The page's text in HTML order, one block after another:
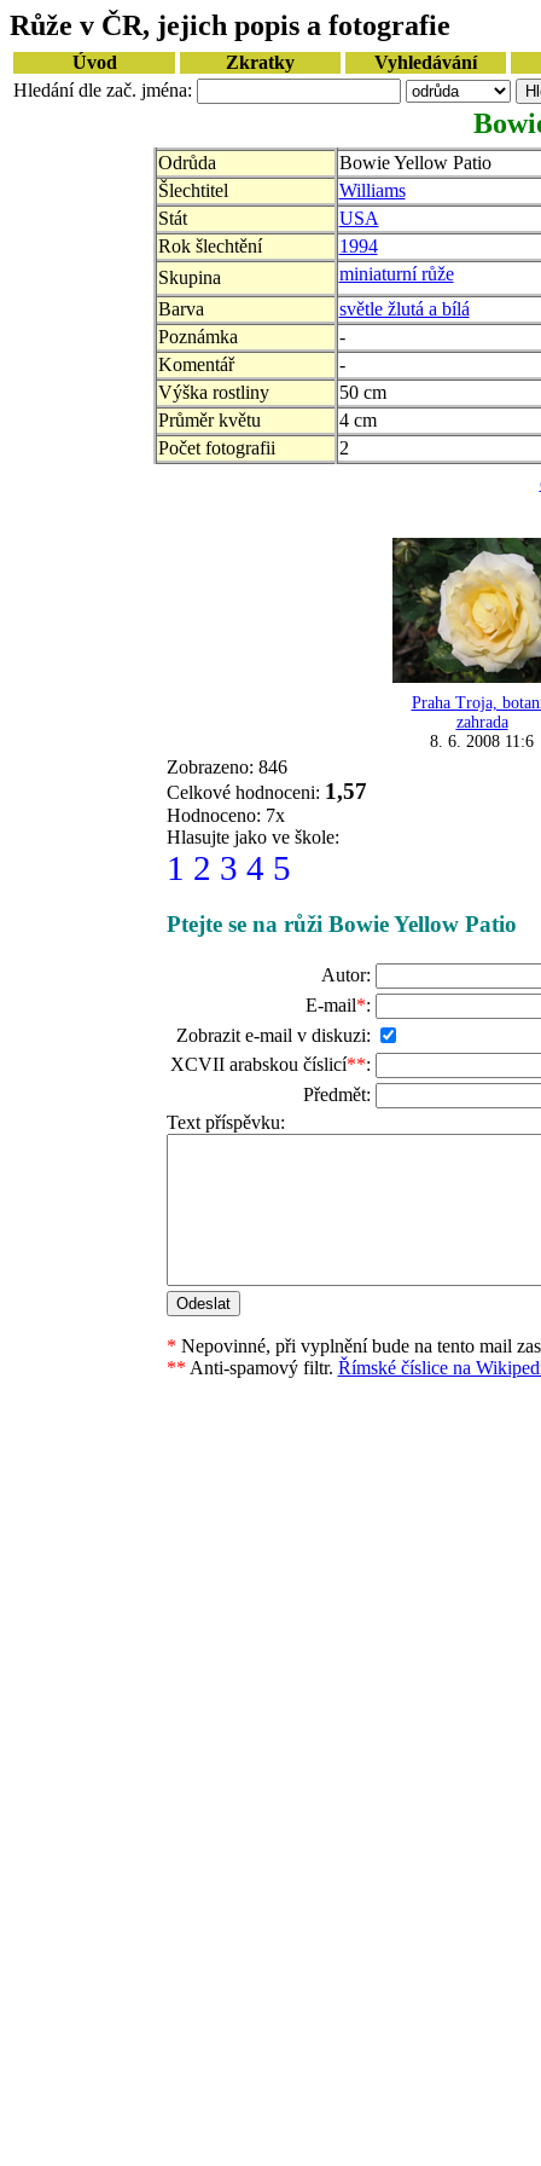
Růže v ČR, jejich popis a fotografie
Úvod Zkratky
Vyhledávání
Hledání dle zač. jména:
Odrůda
Bowie Yellow Patio
Šlechtitel
Williams
Stát
USA
Rok šlechtění
1994
Skupina
miniaturní růže
Barva
světle žlutá a bílá
Poznámka
-
Komentář
-
Výška rostliny
50 cm
Průměr květu
4 cm
Počet fotografii
2
Praha Troja,
zahrada
8. 6. 2008 11:6
Zobrazeno: 846
Celkové hodnoceni: 1,57
Hodnoceno: 7x
Hlasujte jako ve škole:
1 2 3 4 5
Ptejte se na růži Bowie Yellow Patio
Autor:
E-mail*:
Zobrazit e-mail v diskuzi:
XCVII arabskou číslicí**:
Předmět:
Text příspěvku:
* Nepovinné, při vyplnění bude na tento mail
** Anti-spamový filtr. Římské číslice na